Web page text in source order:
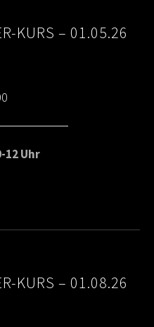
KURS – 01.05.26
range:
€65.00
12 Uhr
KURS – 01.08.26